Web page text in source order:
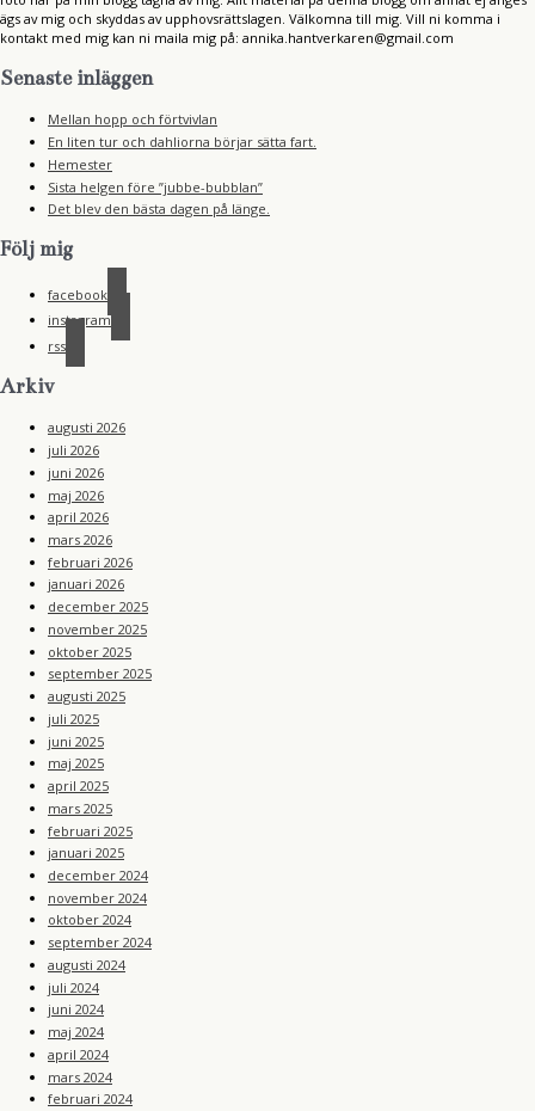
ägs av mig och skyddas av upphovsrättslagen. Välkomna till mig. Vill ni komma i
kontakt med mig kan ni maila mig på: annika.hantverkaren@gmail.com
Senaste inläggen
Mellan hopp och förtvivlan
En liten tur och dahliorna börjar sätta fart.
Hemester
Sista helgen före ”jubbe-bubblan”
Det blev den bästa dagen på länge.
Följ mig
facebook
instagram
rss
Arkiv
augusti 2026
juli 2026
juni 2026
maj 2026
april 2026
mars 2026
februari 2026
januari 2026
december 2025
november 2025
oktober 2025
september 2025
augusti 2025
juli 2025
juni 2025
maj 2025
april 2025
mars 2025
februari 2025
januari 2025
december 2024
november 2024
oktober 2024
september 2024
augusti 2024
juli 2024
juni 2024
maj 2024
april 2024
mars 2024
februari 2024